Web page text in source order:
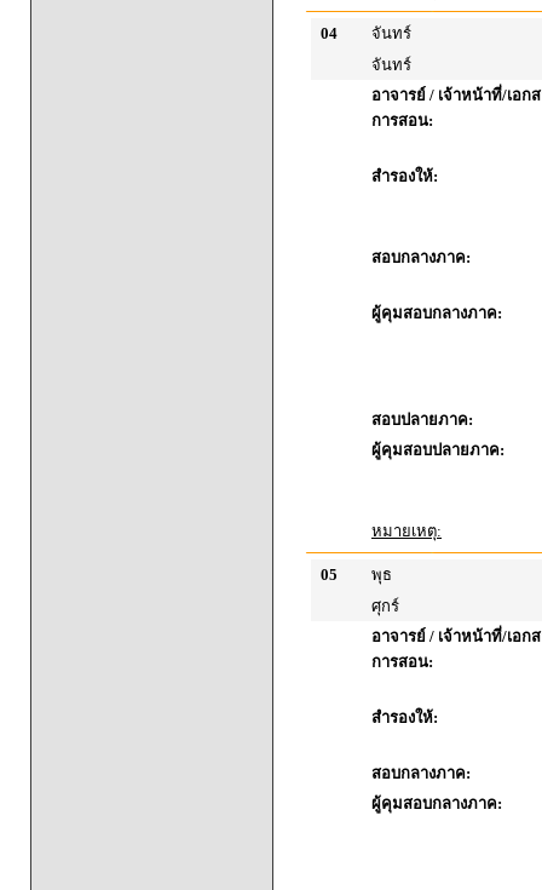
04
จันทร์
จันทร์
อาจารย์ / เจ้าหน้าที่/เอก
การสอน:
สำรองให้:
สอบกลางภาค:
ผู้คุมสอบกลางภาค:
สอบปลายภาค:
ผู้คุมสอบปลายภาค:
หมายเหตุ:
05
พุธ
ศุกร์
อาจารย์ / เจ้าหน้าที่/เอก
การสอน:
สำรองให้:
สอบกลางภาค:
ผู้คุมสอบกลางภาค: